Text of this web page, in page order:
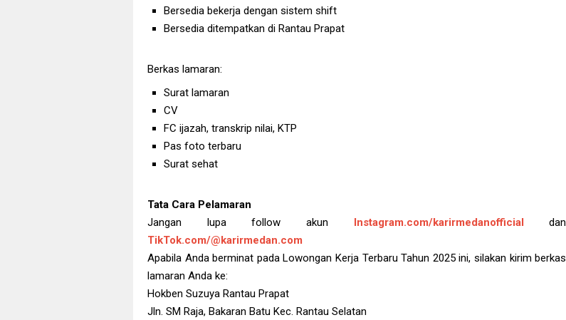
Bersedia bekerja dengan sistem shift
Bersedia ditempatkan di Rantau Prapat
Berkas lamaran:
Surat lamaran
CV
FC ijazah, transkrip nilai, KTP
Pas foto terbaru
Surat sehat
Tata Cara Pelamaran
Jangan lupa follow akun
Instagram.com/karirmedanofficial
dan
TikTok.com/@karirmedan.com
Apabila Anda berminat pada Lowongan Kerja Terbaru Tahun 2025 ini, silakan kirim berkas
lamaran Anda ke:
Hokben Suzuya Rantau Prapat
Jln. SM Raja, Bakaran Batu Kec. Rantau Selatan